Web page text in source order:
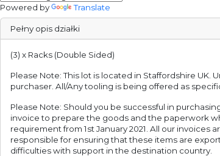
Powered by Translate
Pełny opis działki
(3) x Racks (Double Sided)
Please Note: This lot is located in Staffordshire
purchaser. All/Any tooling is being offered as
Please Note: Should you be successful in
invoice to prepare the goods and the paperwork
requirement from 1st January 2021. All our invoices
responsible for ensuring that these items are
difficulties with support in the destination country.